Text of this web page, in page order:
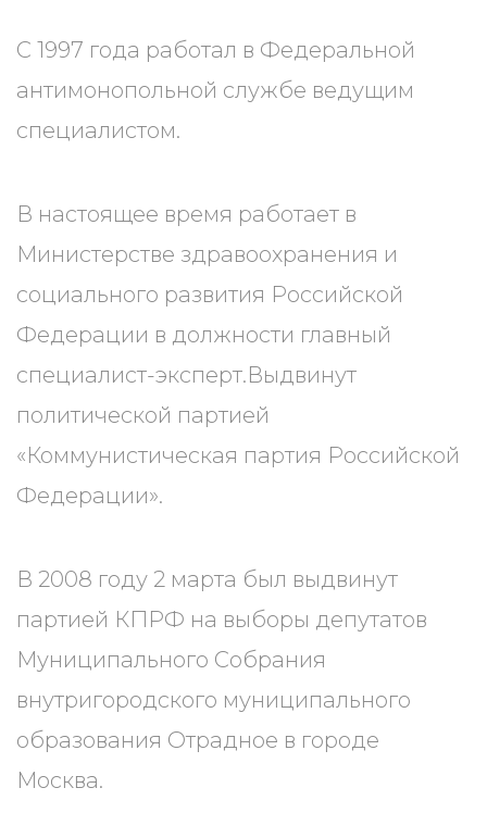
С 1997 года работал в Федеральной
антимонопольной службе ведущим
специалистом.
В настоящее время работает в
Министерстве здравоохранения и
социального развития Российской
Федерации в должности главный
специалист-эксперт.Выдвинут
политической партией
«Коммунистическая партия Российской
Федерации».
В 2008 году 2 марта был выдвинут
партией КПРФ на выборы депутатов
Муниципального Собрания
внутригородского муниципального
образования Отрадное в городе
Москва.